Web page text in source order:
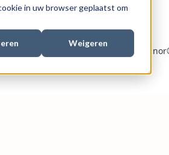
in uw browser geplaatst om
Weigeren
Met wie we werken Over